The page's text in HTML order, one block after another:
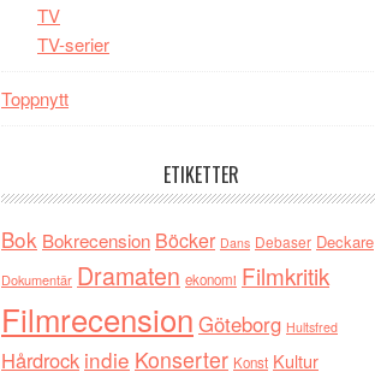
TV
TV-serier
Toppnytt
ETIKETTER
Bok Bokrecension Böcker Dans Debaser Deckare
Dokumentär Dramaten ekonomi Filmkritik
Filmrecension Göteborg Hultsfred
Hårdrock indie Konserter Konst Kultur